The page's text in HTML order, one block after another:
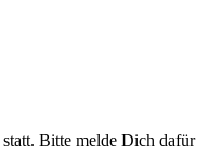
Bitte melde Dich dafür